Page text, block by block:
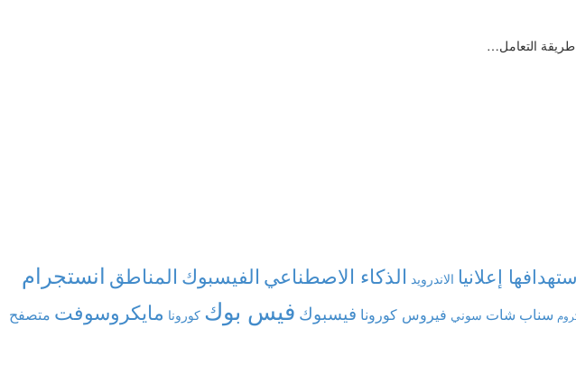
طريقة التعامل…
إعلانيا الاندرويد الذكاء الاصطناعي الفيسبوك المناطق انستجرام
سناب شات سوني فيروس كورونا فيسبوك فيس بوك كورونا مايكروسوفت متصفح